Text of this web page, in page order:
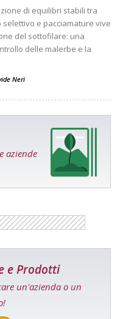
di equilibri stabili tra
e pacciamature vive
del sottofilare: una
delle malerbe e la
Neri
aziende
e Prodotti
un'azienda o un